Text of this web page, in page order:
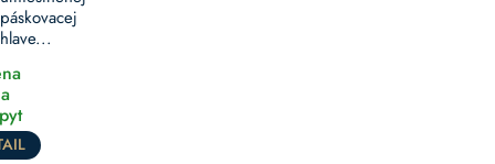
páskovacej
hlave...